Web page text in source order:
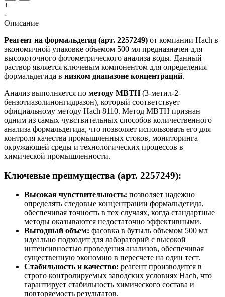
+
-
Описание
Реагент на формальдегид (арт. 2257249) от компании Hach в
экономичной упаковке объемом 500 мл предназначен для
высокоточного фотометрического анализа воды. Данный
раствор является ключевым компонентом для определения
формальдегида в низком диапазоне концентраций.
Анализ выполняется по методу MBTH(3-метил-2-
бензотиазолинонгидразон), который соответствует
официальному методу Hach 8110. Метод MBTH признан
одним из самых чувствительных способов количественного
анализа формальдегида, что позволяет использовать его для
контроля качества промышленных стоков, мониторинга
окружающей среды и технологических процессов в
химической промышленности.
Ключевые преимущества (арт. 2257249):
Высокая чувствительность: позволяет надежно
определять следовые концентрации формальдегида,
обеспечивая точность в тех случаях, когда стандартные
методы оказываются недостаточно эффективными.
Выгодный объем: фасовка в бутыль объемом 500 мл
идеально подходит для лабораторий с высокой
интенсивностью проведения анализов, обеспечивая
существенную экономию в пересчете на один тест.
Стабильность и качество: реагент производится в
строго контролируемых заводских условиях Hach, что
гарантирует стабильность химического состава и
повторяемость результатов.